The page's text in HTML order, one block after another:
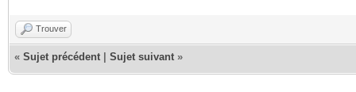
Trouver
« Sujet précédent Sujet suivant »